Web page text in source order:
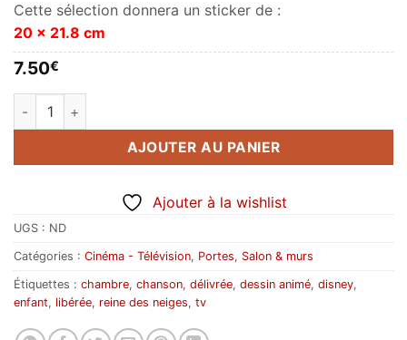
Cette sélection donnera un sticker de :
20 x 21.8 cm
7.50€
quantité de Reine des neiges (Frozen)
AJOUTER AU PANIER
Ajouter à la wishlist
UGS : ND
Catégories : Cinéma - Télévision, Portes, Salon & murs
Étiquettes : chambre, chanson, délivrée, dessin animé, disney,
enfant, libérée, reine des neiges, tv